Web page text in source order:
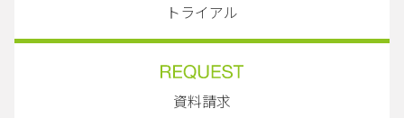
トライアル
資料請求